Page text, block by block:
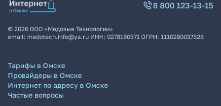
8 800 123-13-15
© 2026 ООО «Медовые Технологии»
email: medotech.info@ya.ru ИНН: 0278180571 ОГРН: 1110280037526
Тарифы в Омске
Провайдеры в Омске
Интернет по адресу в Омске
Частые вопросы